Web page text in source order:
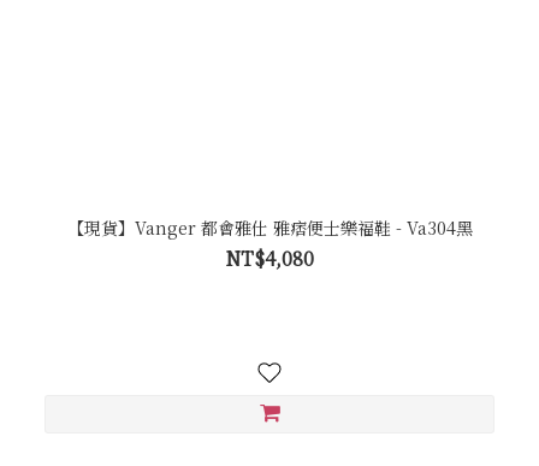
【現貨】Vanger 都會雅仕 雅痞便士樂福鞋 - Va304黑
NT$4,080